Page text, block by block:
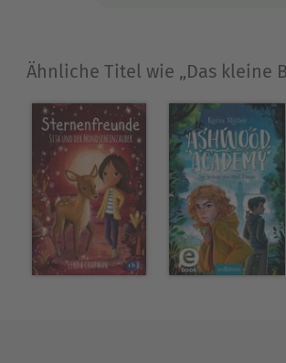
Ähnliche Titel wie „Das kleine